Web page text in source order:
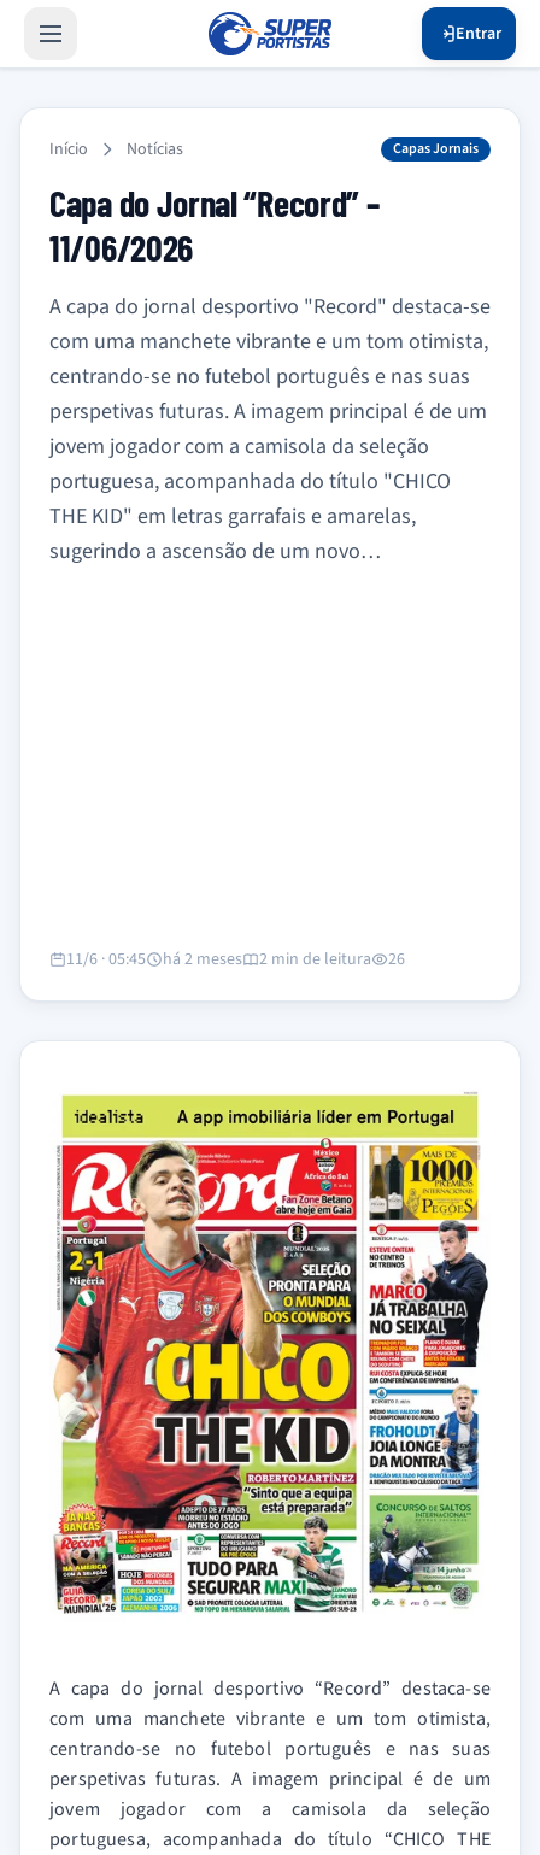
Entrar
Início Notícias Capas Jornais
Capa do Jornal “Record” –
11/06/2026
A capa do jornal desportivo "Record" destaca-se
com uma manchete vibrante e um tom otimista,
centrando-se no futebol português e nas suas
perspetivas futuras. A imagem principal é de um
jovem jogador com a camisola da seleção
portuguesa, acompanhada do título "CHICO
THE KID" em letras garrafais e amarelas,
sugerindo a ascensão de um novo…
11/6 · 05:45 há 2 meses 2 min de leitura 26
A capa do jornal desportivo “Record” destaca-se
com uma manchete vibrante e um tom otimista,
centrando-se no futebol português e nas suas
perspetivas futuras. A imagem principal é de um
jovem jogador com a camisola da seleção
portuguesa, acompanhada do título “CHICO THE